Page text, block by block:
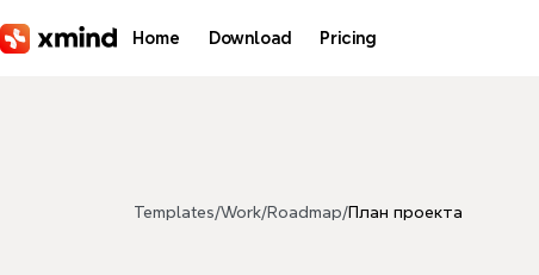
Home Download Pricing
Templates/Work/Roadmap/План проекта